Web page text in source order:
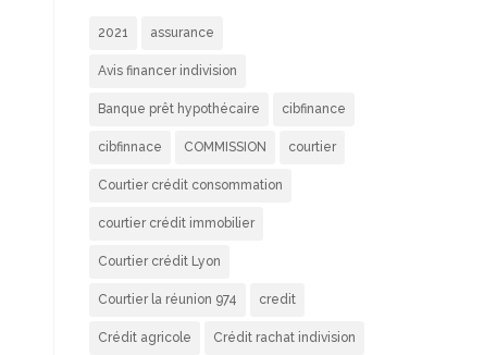
2021 assurance
Avis financer indivision
Banque prêt hypothécaire cibfinance
cibfinnace COMMISSION courtier
Courtier crédit consommation
courtier crédit immobilier
Courtier crédit Lyon
Courtier la réunion 974 credit
Crédit agricole Crédit rachat indivision